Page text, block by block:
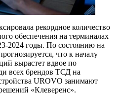
рекордное количество
обеспечения на терминалах
2024 годы. По состоянию на
что к началу
вырастет вдвое по
всех брендов ТСД на
UROVO занимают
«Клеверенс».